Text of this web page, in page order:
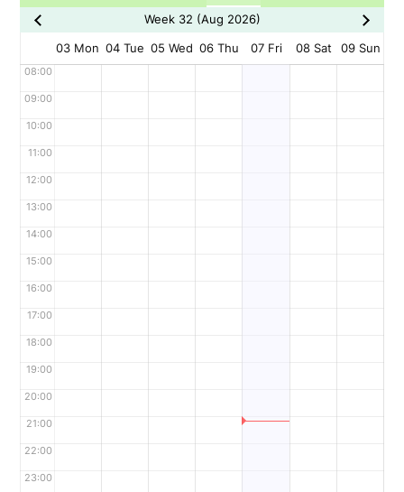
Week 32 (Aug 2026)
03 Mon 04 Tue 05 Wed 06 Thu 07 Fri 08 Sat 09 Sun
08:00
09:00
10:00
11:00
12:00
13:00
14:00
15:00
16:00
17:00
18:00
19:00
20:00
21:00
22:00
23:00